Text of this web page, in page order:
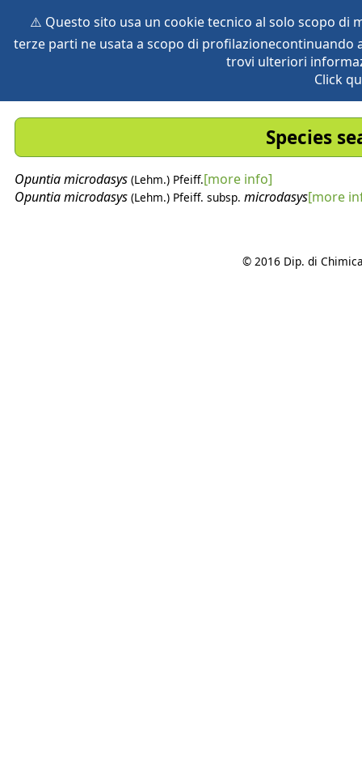
⚠️ Questo sito usa un cookie tecnico al solo scopo di
terze parti ne usata a scopo di
trovi ulteriori
Click
vegetation global db
Species
Opuntiamicrodasys (Lehm.) Pfeiff.[more info]
Opuntiamicrodasys (Lehm.) Pfeiff. subsp. microdasys[more
© 2016 Dip. di